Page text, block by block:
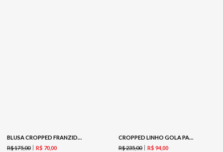
BLUSA CROPPED FRANZIDA -AMORA
R$175,00 R$ 7000
CROPPED LINHO GOLA PADRE -TERRACOTA
R$235,00 R$ 9400